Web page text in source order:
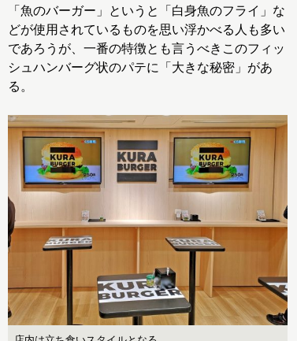
「魚のバーガー」というと「白身魚のフライ」な
どが使用されているものを思い浮かべる人も多い
であろうが、一番の特徴とも言うべきこのフィッ
シュハンバーグ状のパテに「大きな秘密」があ
る。